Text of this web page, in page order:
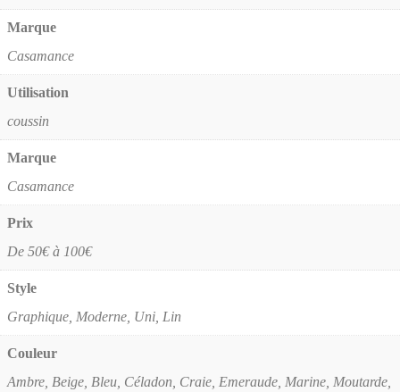
Marque
Casamance
Utilisation
coussin
Marque
Casamance
Prix
De 50€ à 100€
Style
Graphique, Moderne, Uni, Lin
Couleur
Ambre, Beige, Bleu, Céladon, Craie, Emeraude, Marine, Moutarde,